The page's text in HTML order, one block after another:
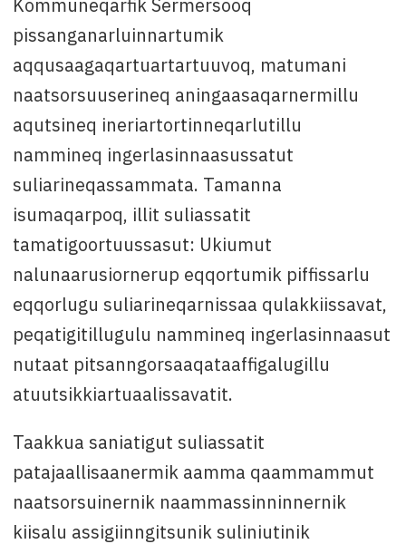
Kommuneqarfik Sermersooq
pissanganarluinnartumik
aqqusaagaqartuartartuuvoq, matumani
naatsorsuuserineq aningaasaqarnermillu
aqutsineq ineriartortinneqarlutillu
nammineq ingerlasinnaasussatut
suliarineqassammata. Tamanna
isumaqarpoq, illit suliassatit
tamatigoortuussasut: Ukiumut
nalunaarusiornerup eqqortumik piffissarlu
eqqorlugu suliarineqarnissaa qulakkiissavat,
peqatigitillugulu nammineq ingerlasinnaasut
nutaat pitsanngorsaaqataaffigalugillu
atuutsikkiartuaalissavatit.
Taakkua saniatigut suliassatit
patajaallisaanermik aamma qaammammut
naatsorsuinernik naammassinninnernik
kiisalu assigiinngitsunik suliniutinik